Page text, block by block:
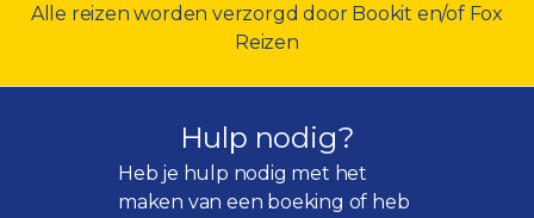
Alle reizen worden verzorgd door Bookit en/of Fox
Reizen
Hulp nodig?
Heb je hulp nodig met het
maken van een boeking of heb